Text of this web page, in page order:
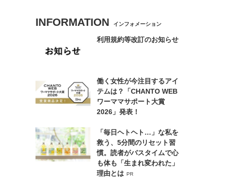
INFORMATION インフォメーション
利用規約等改訂のお知らせ
働く女性が今注目するアイ
テムは？「CHANTO WEB
ワーママサポート大賞
2026」発表！
「毎日ヘトヘト…」な私を
救う、5分間のリセット習
慣。読者がバスタイムで心
も体も「生まれ変われた」
理由とは PR